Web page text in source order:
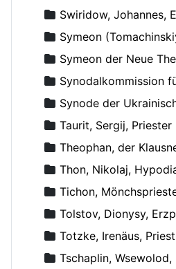
Swiridow, Johannes,
Symeon
Symeon der Neue
Synodalkommission
Synode der
Taurit, Sergij, Priester
Theophan, der
Thon, Nikolaj,
Tichon,
Tolstov, Dionysy,
Totzke, Irenäus,
Tschaplin,